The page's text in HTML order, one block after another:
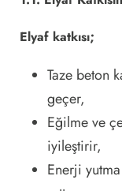
Elyaf katkısı;
Taze beton
geçer,
Eğilme ve
iyileştirir,
Enerji